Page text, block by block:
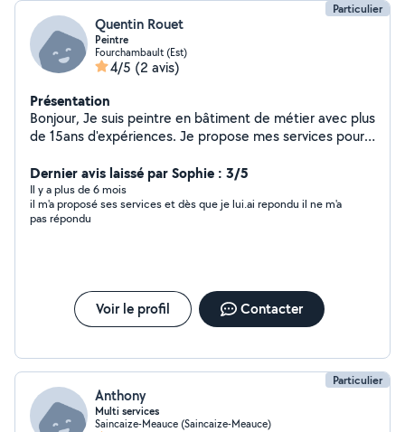
Particulier
Quentin Rouet
Peintre
Fourchambault (Est)
4/5 (2 avis)
Présentation
Bonjour, Je suis peintre en bâtiment de métier avec plus
de 15ans d'expériences. Je propose mes services pour
Peinture,decoration,enduit ,pose de papier peint,toile
de verre etc... Travail soigné Je dispose de tout le
matériel nécessaire
Dernier avis laissé par Sophie : 3/5
Il y a plus de 6 mois
il m'a proposé ses services et dès que je lui.ai repondu il ne m'a
pas répondu
Voir le profil Contacter
Particulier
Anthony
Multi services
Saincaize-Meauce (Saincaize-Meauce)